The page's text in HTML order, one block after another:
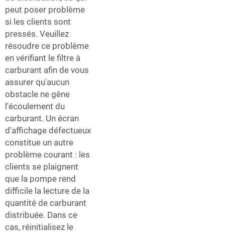
peut poser problème
si les clients sont
pressés. Veuillez
résoudre ce problème
en vérifiant le filtre à
carburant afin de vous
assurer qu'aucun
obstacle ne gêne
l'écoulement du
carburant. Un écran
d'affichage défectueux
constitue un autre
problème courant : les
clients se plaignent
que la pompe rend
difficile la lecture de la
quantité de carburant
distribuée. Dans ce
cas, réinitialisez le